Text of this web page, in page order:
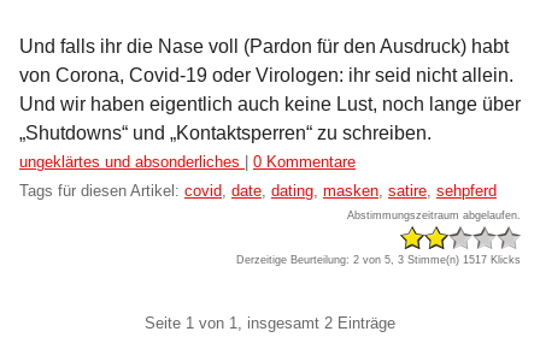
Und falls ihr die Nase voll (Pardon für den Ausdruck) habt
von Corona, Covid-19 oder Virologen: ihr seid nicht allein.
Und wir haben eigentlich auch keine Lust, noch lange über
„Shutdowns“ und „Kontaktsperren“ zu schreiben.
Kategorien:
ungeklärtes und absonderliches
0 Kommentare
Tags für diesen Artikel: covid date dating masken satire sehpferd
Abstimmungszeitraum abgelaufen.
Derzeitige Beurteilung: 2 von 5, 3 Stimme(n) 1517 Klicks
Seite 1 von 1, insgesamt 2 Einträge